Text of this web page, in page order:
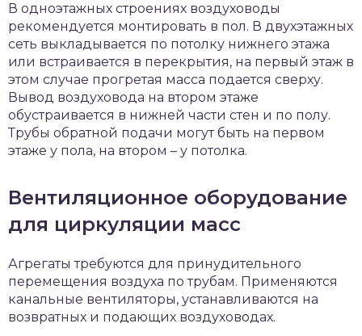
В одноэтажных строениях воздуховоды
рекомендуется монтировать в пол. В двухэтажных
сеть выкладывается по потолку нижнего этажа
или встраивается в перекрытия, на первый этаж в
этом случае прогретая масса подается сверху.
Вывод воздуховода на втором этаже
обустраивается в нижней части стен и по полу.
Трубы обратной подачи могут быть на первом
этаже у пола, на втором – у потолка.
Вентиляционное оборудование
для циркуляции масс
Агрегаты требуются для принудительного
перемещения воздуха по трубам. Применяются
канальные вентиляторы, устанавливаются на
возвратных и подающих воздуховодах.